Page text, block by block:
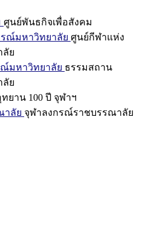
ศูนย์พันธกิจเพื่อสังคม
ณ์มหาวิทยาลัย ศูนย์กีฬาแห่ง
ลัย
มหาวิทยาลัย ธรรมสถาน
ลัย
ทยาน 100 ปี จุฬาฯ
าลัย จุฬาลงกรณ์ราชบรรณาลัย